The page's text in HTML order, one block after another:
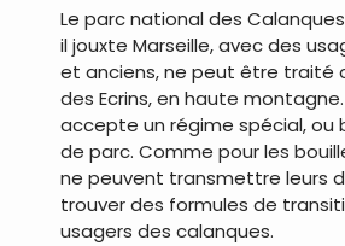
Le parc national des
il jouxte Marseille, avec des
et anciens, ne peut être traité
des Ecrins, en haute montagne.
accepte un régime spécial, ou
de parc. Comme pour les
ne peuvent transmettre leurs
trouver des formules de
usagers des calanques.